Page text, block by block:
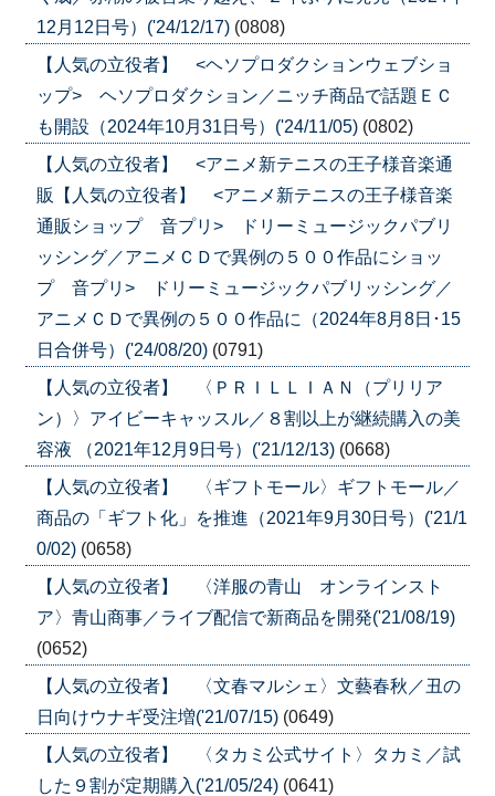
12月12日号）('24/12/17) (0808)
【人気の立役者】 <ヘソプロダクションウェブショ
ップ> ヘソプロダクション／ニッチ商品で話題ＥＣ
も開設（2024年10月31日号）('24/11/05) (0802)
【人気の立役者】 <アニメ新テニスの王子様音楽通
販【人気の立役者】 <アニメ新テニスの王子様音楽
通販ショップ 音プリ> ドリーミュージックパブリ
ッシング／アニメＣＤで異例の５００作品にショッ
プ 音プリ> ドリーミュージックパブリッシング／
アニメＣＤで異例の５００作品に（2024年8月8日･15
日合併号）('24/08/20) (0791)
【人気の立役者】 〈ＰＲＩＬＬＩＡＮ（プリリア
ン）〉アイビーキャッスル／８割以上が継続購入の美
容液 （2021年12月9日号）('21/12/13) (0668)
【人気の立役者】 〈ギフトモール〉ギフトモール／
商品の「ギフト化」を推進（2021年9月30日号）('21/1
0/02) (0658)
【人気の立役者】 〈洋服の青山 オンラインスト
ア〉青山商事／ライブ配信で新商品を開発('21/08/19)
(0652)
【人気の立役者】 〈文春マルシェ〉文藝春秋／丑の
日向けウナギ受注増('21/07/15) (0649)
【人気の立役者】 〈タカミ公式サイト〉タカミ／試
した９割が定期購入('21/05/24) (0641)